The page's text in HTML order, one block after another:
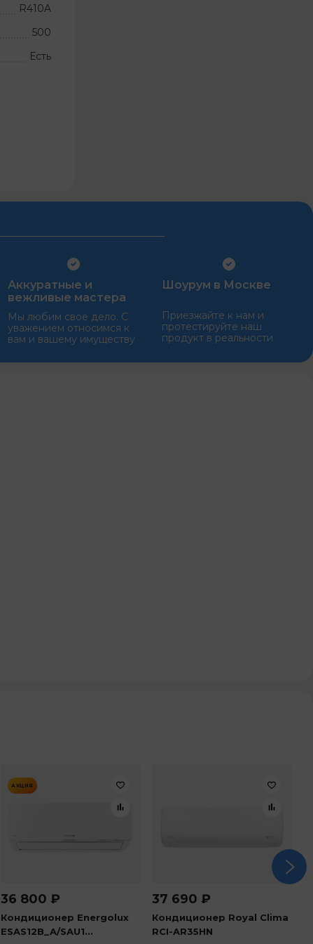
R410A
500
Есть
Аккуратные и
вежливые мастера
Мы любим свое дело. С
уважением относимся к
вам и вашему имуществу
Шоурум в Москве
Приезжайте к нам и
протестируйте наш
продукт в реальности
АКЦИЯ
36 800 ₽
Кондиционер Energolux
ESAS12B_A/SAU1...
37 690 ₽
Кондиционер Royal Clima
RCI-AR35HN